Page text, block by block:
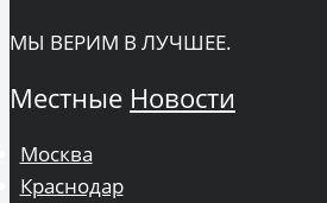
МЫ ВЕРИМ В ЛУЧШЕЕ.
Местные Новости
Москва
Краснодар